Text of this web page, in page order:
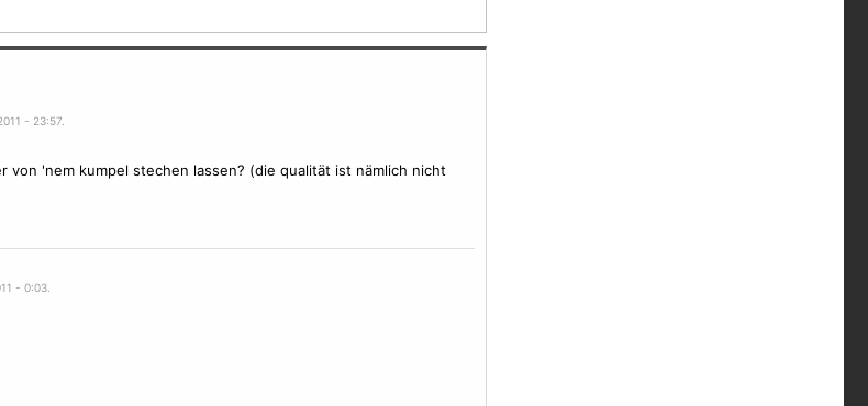
- 23:57.
von 'nem kumpel stechen lassen? (die qualität ist nämlich nicht
- 0:03.